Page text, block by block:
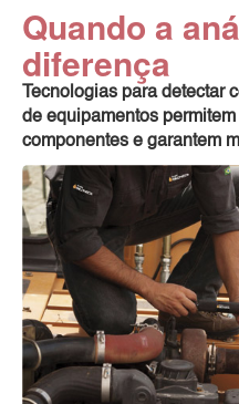
Quando a
diferença
Tecnologias para detectar
de equipamentos
componentes e garantem